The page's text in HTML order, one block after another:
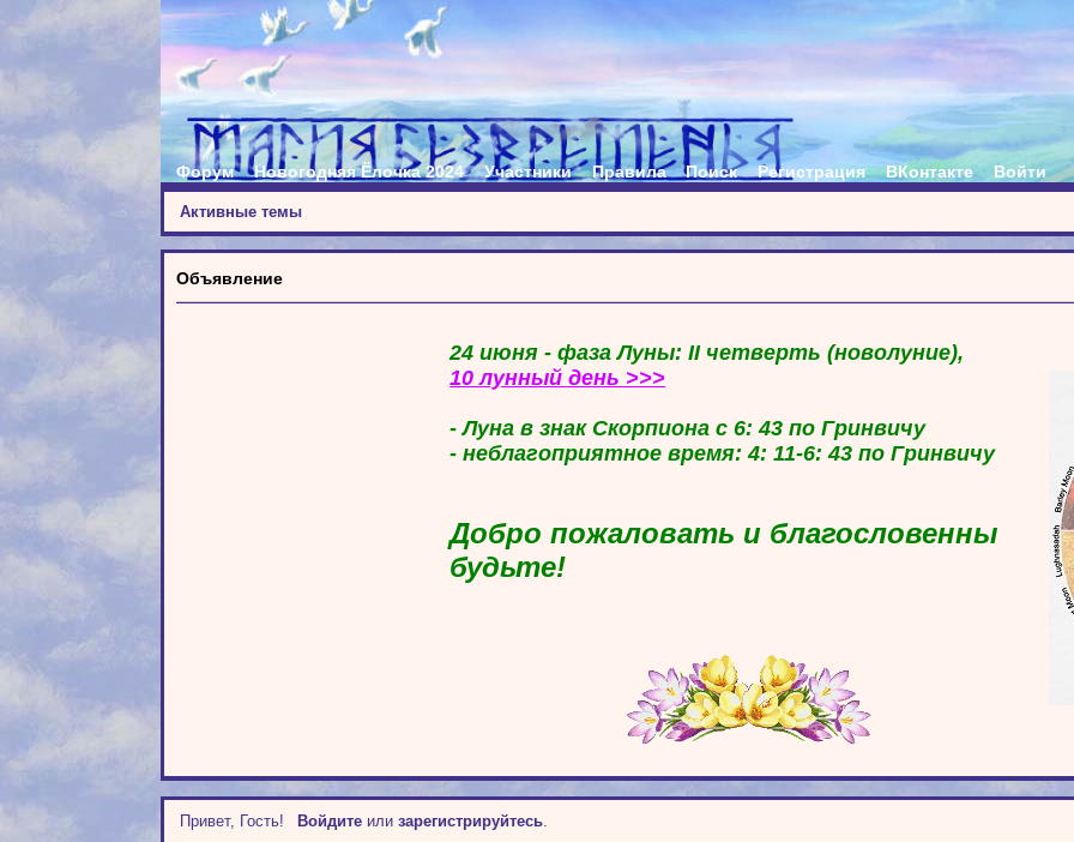
Форум Новогодняя Ёлочка 2024 Участники Правила Поиск Регистрация ВКонтакте Войти
Активные темы
Объявление
24 июня - фаза Луны: II четверть (новолуние),
10 лунный день >>>
- Луна в знак Скорпиона с 6: 43 по Гринвичу
- неблагоприятное время: 4: 11-6: 43 по Гринвичу
Добро пожаловать и благословенны
будьте!
Привет, Гость! Войдитеили зарегистрируйтесь.